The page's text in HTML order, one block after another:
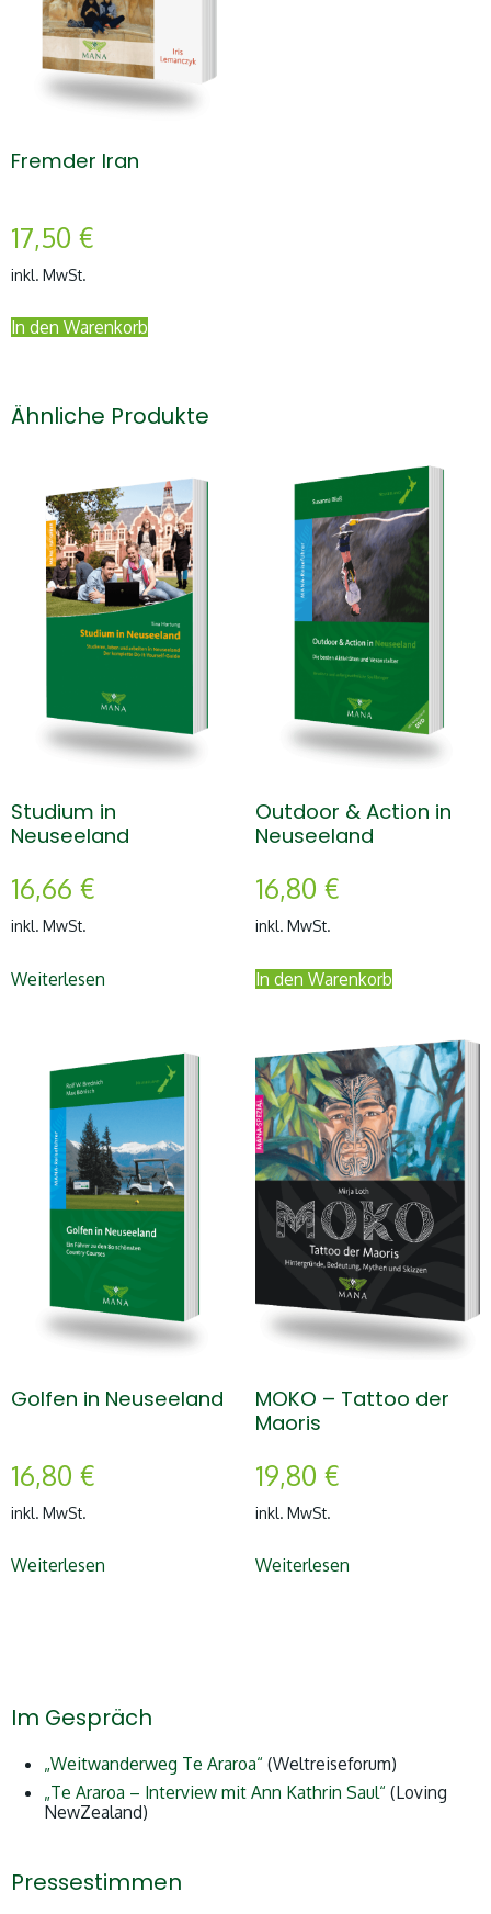
Fremder Iran
17,50 €
inkl. MwSt.
In den Warenkorb
Ähnliche Produkte
Studium in
Neuseeland
16,66 €
inkl. MwSt.
Weiterlesen
Outdoor & Action in
Neuseeland
16,80 €
inkl. MwSt.
In den Warenkorb
Golfen in Neuseeland
16,80 €
inkl. MwSt.
Weiterlesen
MOKO – Tattoo der
Maoris
19,80 €
inkl. MwSt.
Weiterlesen
Im Gespräch
„Weitwanderweg Te Araroa“ (Weltreiseforum)
„Te Araroa – Interview mit Ann Kathrin Saul“ (Loving
NewZealand)
Pressestimmen